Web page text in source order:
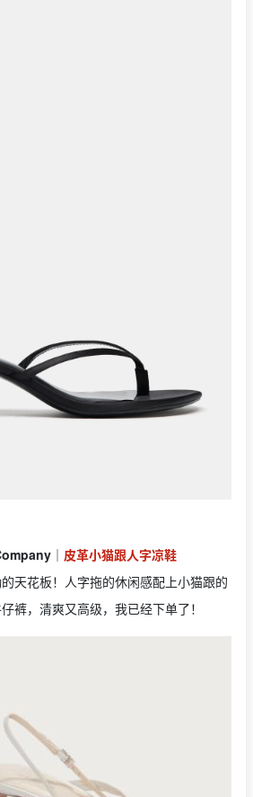
｜ 皮革小猫跟人字凉鞋
天花板！人字拖的休闲感配上小猫跟的
裤，清爽又高级，我已经下单了！